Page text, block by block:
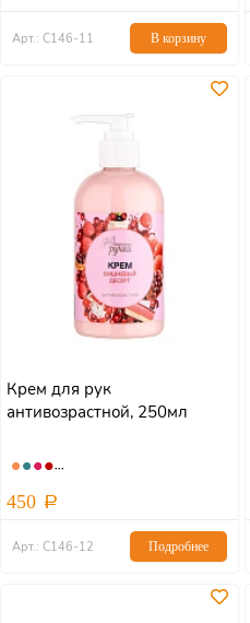
Арт.: С146-11 В корзину
Крем для рук
антивозрастной, 250мл
450
Арт.: С146-12 Подробнее